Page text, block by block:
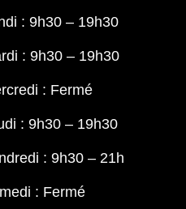
: 9h30 – 19h30
: 9h30 – 19h30
: Fermé
: 9h30 – 19h30
: 9h30 – 21h
: Fermé